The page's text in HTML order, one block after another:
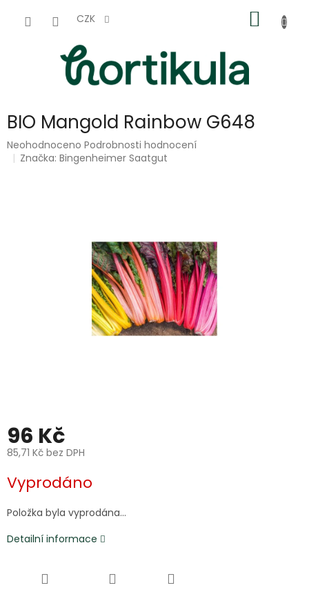
CZK
KOŠÍK
BIO Mangold Rainbow G648
Průměrné
hodnocení
Neohodnoceno Podrobnosti hodnocení
Značka:Bingenheimer Saatgut
96 Kč
85,71 Kč bez DPH
cena:
Vyprodáno
Položka byla vyprodána…
Detailní informace